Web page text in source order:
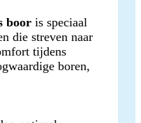
boor is speciaal
die streven naar
tijdens
boren,